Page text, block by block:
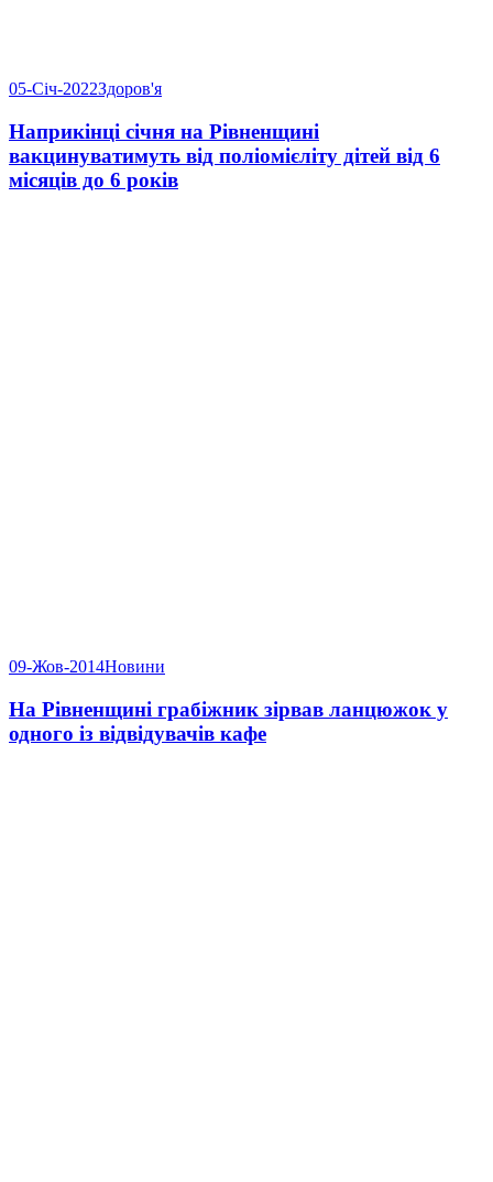
05-Січ-2022Здоров'я
Наприкінці січня на Рівненщині
вакцинуватимуть від поліомієліту дітей від 6
місяців до 6 років
09-Жов-2014Новини
На Рівненщині грабіжник зірвав ланцюжок у
одного із відвідувачів кафе